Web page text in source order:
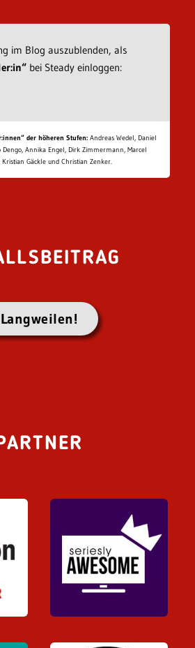
im Blog auszublenden, als
bei Steady einloggen:
der höheren Stufen: Andreas Wedel, Daniel
Dengo, Annika Engel, Dirk Zimmermann, Marcel
Gäckle und Christian Zenker.
Langweilen!